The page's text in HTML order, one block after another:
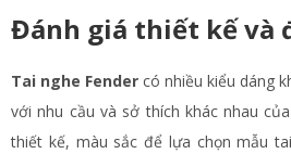
Đánh giá thiết kế và
Tai nghe Fender có nhiều kiểu dáng
với nhu cầu và sở thích khác nhau
thiết kế, màu sắc để lựa chọn mẫu